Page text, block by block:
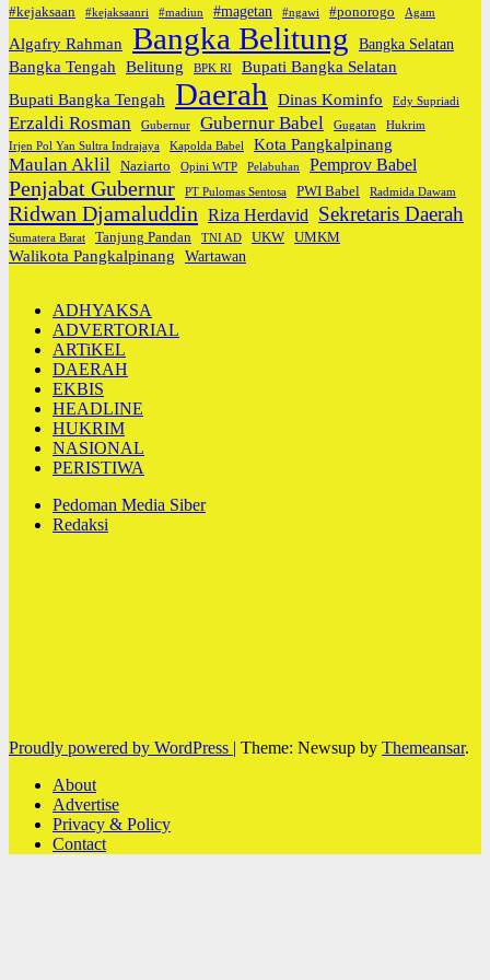
#kejaksaan #kejaksaanri #madiun #magetan #ngawi #ponorogo Agam
Algafry Rahman Bangka Belitung Bangka Selatan
Bangka Tengah Belitung BPK RI
Bupati Bangka Selatan
Bupati Bangka Tengah Daerah Dinas Kominfo Edy Supriadi
Erzaldi Rosman Gubernur Gubernur Babel Gugatan
Hukrim
Irjen Pol Yan Sultra Indrajaya
Kapolda Babel Kota Pangkalpinang
Maulan Aklil Naziarto Opini WTP Pelabuhan Pemprov Babel
Penjabat Gubernur PT Pulomas Sentosa PWI Babel Radmida Dawam
Ridwan Djamaluddin Riza Herdavid Sekretaris Daerah
Sumatera Barat Tanjung Pandan TNI AD UKW UMKM
Walikota Pangkalpinang Wartawan
ADHYAKSA
ADVERTORIAL
ARTiKEL
DAERAH
EKBIS
HEADLINE
HUKRIM
NASIONAL
PERISTIWA
Pedoman Media Siber
Redaksi
Proudly powered by WordPress | Theme: Newsup by Themeansar.
About
Advertise
Privacy & Policy
Contact